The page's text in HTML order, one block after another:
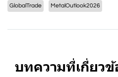
GlobalTrade MetalOutlook2026
บทความที่เกี่ยวข้